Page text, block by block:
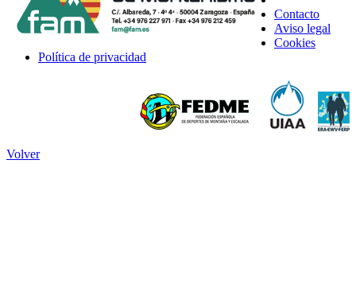
Contacto
Aviso legal
Cookies
Política de privacidad
Volver